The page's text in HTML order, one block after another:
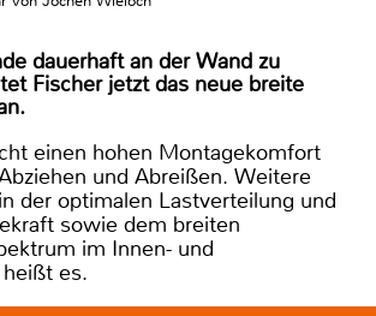
dauerhaft an der Wand zu
Fischer jetzt das neue breite
einen hohen Montagekomfort
und Abreißen. Weitere
der optimalen Lastverteilung und
sowie dem breiten
im Innen- und
es.